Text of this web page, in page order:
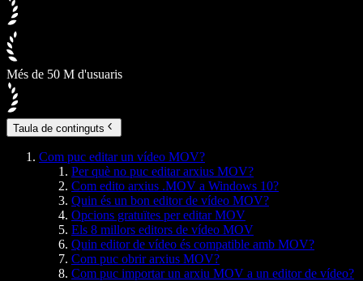
Més de 50 M d'usuaris
Taula de continguts
Com puc editar un vídeo MOV?
Per què no puc editar arxius MOV?
Com edito arxius .MOV a Windows 10?
Quin és un bon editor de vídeo MOV?
Opcions gratuïtes per editar MOV
Els 8 millors editors de vídeo MOV
Quin editor de vídeo és compatible amb MOV?
Com puc obrir arxius MOV?
Com puc importar un arxiu MOV a un editor de vídeo?